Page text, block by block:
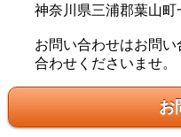
神奈川県三浦郡葉山町
お問い合わせはお問
合わせくださいませ。
お